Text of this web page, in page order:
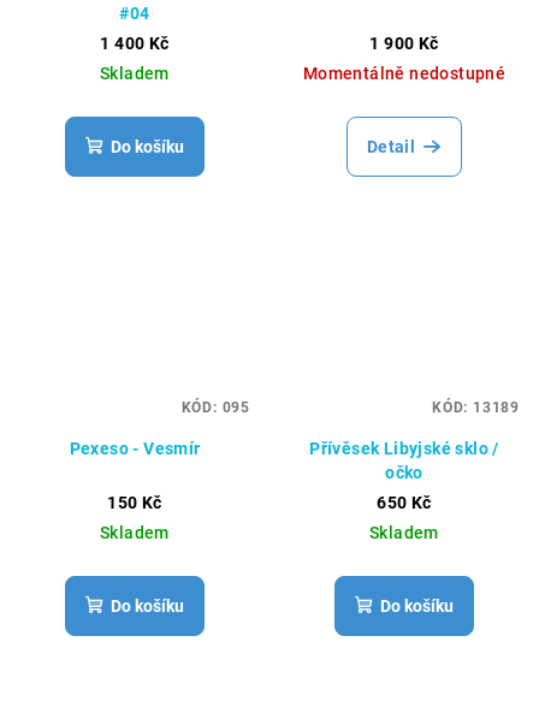
#04
1 400 Kč
Skladem
Do košíku
1 900 Kč
Momentálně nedostupné
Detail
Pexeso - Vesmír
150 Kč
Skladem
Do košíku
KÓD: 095
Přívěsek Libyjské sklo /
očko
650 Kč
Skladem
Do košíku
KÓD: 13189